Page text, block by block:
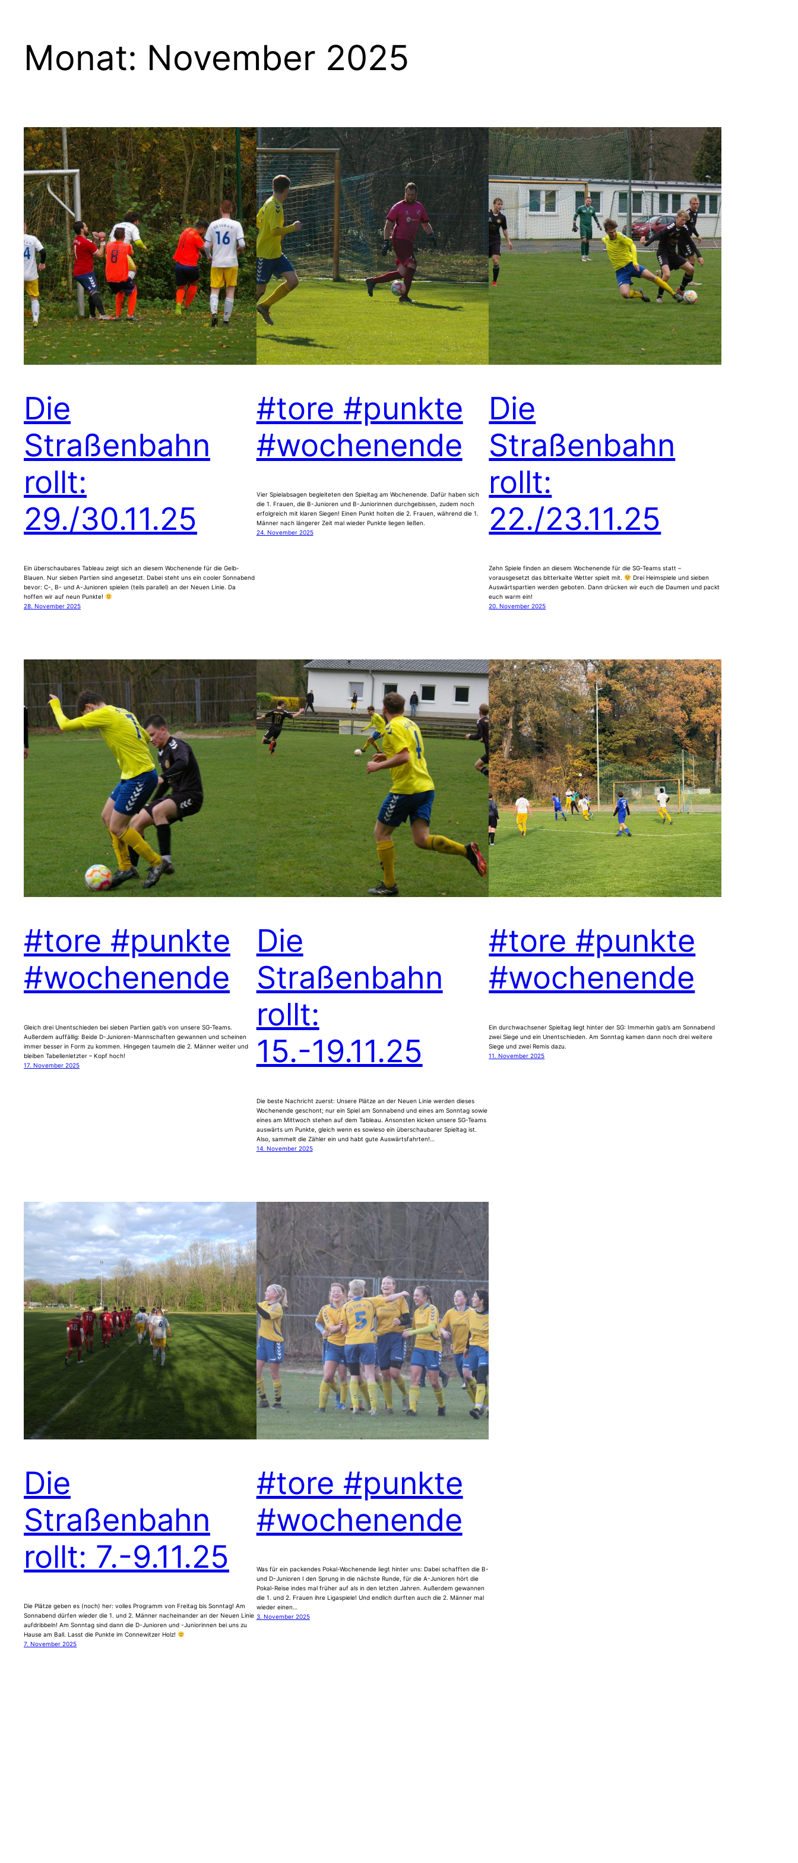
Monat: November 2025
Die
Straßenbahn
rollt:
29./30.11.25
Ein überschaubares Tableau zeigt sich an diesem Wochenende für die Gelb-
Blauen. Nur sieben Partien sind angesetzt. Dabei steht uns ein cooler Sonnabend
bevor: C-, B- und A-Junioren spielen (teils parallel) an der Neuen Linie. Da
hoffen wir auf neun Punkte!
28. November 2025
#tore #punkte
#wochenende
Vier Spielabsagen begleiteten den Spieltag am Wochenende. Dafür haben sich
die 1. Frauen, die B-Junioren und B-Juniorinnen durchgebissen, zudem noch
erfolgreich mit klaren Siegen! Einen Punkt holten die 2. Frauen, während die 1.
Männer nach längerer Zeit mal wieder Punkte liegen ließen.
24. November 2025
Die
Straßenbahn
rollt:
22./23.11.25
Zehn Spiele finden an diesem Wochenende für die SG-Teams statt –
vorausgesetzt das bitterkalte Wetter spielt mit.
Drei Heimspiele und sieben
Auswärtspartien werden geboten. Dann drücken wir euch die Daumen und packt
euch warm ein!
20. November 2025
#tore #punkte
#wochenende
Gleich drei Unentschieden bei sieben Partien gab’s von unsere SG-Teams.
Außerdem auffällig: Beide D-Junioren-Mannschaften gewannen und scheinen
immer besser in Form zu kommen. Hingegen taumeln die 2. Männer weiter und
bleiben Tabellenletzter – Kopf hoch!
17. November 2025
Die
Straßenbahn
rollt:
15.-19.11.25
Die beste Nachricht zuerst: Unsere Plätze an der Neuen Linie werden dieses
Wochenende geschont; nur ein Spiel am Sonnabend und eines am Sonntag sowie
eines am Mittwoch stehen auf dem Tableau. Ansonsten kicken unsere SG-Teams
auswärts um Punkte, gleich wenn es sowieso ein überschaubarer Spieltag ist.
Also, sammelt die Zähler ein und habt gute Auswärtsfahrten!…
14. November 2025
#tore #punkte
#wochenende
Ein durchwachsener Spieltag liegt hinter der SG: Immerhin gab’s am Sonnabend
zwei Siege und ein Unentschieden. Am Sonntag kamen dann noch drei weitere
Siege und zwei Remis dazu.
11. November 2025
Die
Straßenbahn
rollt: 7.-9.11.25
Die Plätze geben es (noch) her: volles Programm von Freitag bis Sonntag! Am
Sonnabend dürfen wieder die 1. und 2. Männer nacheinander an der Neuen Linie
aufdribbeln! Am Sonntag sind dann die D-Junioren und -Juniorinnen bei uns zu
Hause am Ball. Lasst die Punkte im Connewitzer Holz!
7. November 2025
#tore #punkte
#wochenende
Was für ein packendes Pokal-Wochenende liegt hinter uns: Dabei schafften die B-
und D-Junioren I den Sprung in die nächste Runde, für die A-Junioren hört die
Pokal-Reise indes mal früher auf als in den letzten Jahren. Außerdem gewannen
die 1. und 2. Frauen ihre Ligaspiele! Und endlich durften auch die 2. Männer mal
wieder einen…
3. November 2025